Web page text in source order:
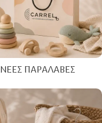
ΝΈΕΣ ΠΑΡΑΛΑΒΈΣ